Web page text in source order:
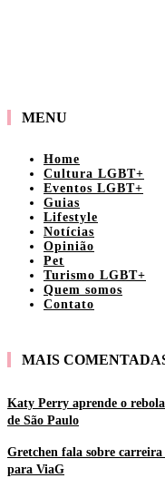
MENU
Home
Cultura LGBT+
Eventos LGBT+
Guias
Lifestyle
Notícias
Opinião
Pet
Turismo LGBT+
Quem somos
Contato
MAIS
Katy Perry aprende o
de São Paulo
Gretchen fala sobre
para ViaG